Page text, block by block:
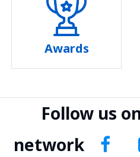
Awards
Follow us
network